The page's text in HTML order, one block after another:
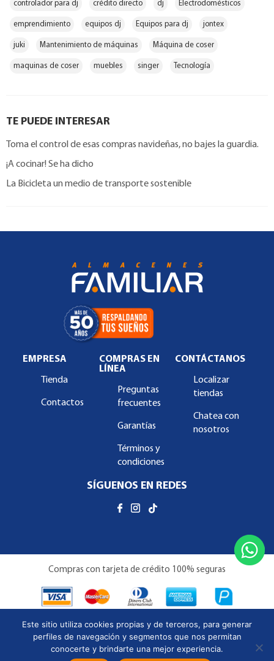
controlador para dj crédito directo dj Electrodomésticos
emprendimiento equipos dj Equipos para dj jontex
juki Mantenimiento de máquinas Máquina de coser
maquinas de coser muebles singer Tecnología
TE PUEDE INTERESAR
Toma el control de esas compras navideñas, no bajes la guardia.
¡A cocinar! Se ha dicho
La Bicicleta un medio de transporte sostenible
EMPRESA
Tienda
Contactos
COMPRAS EN
LÍNEA
Preguntas
frecuentes
Garantías
Términos y
condiciones
CONTÁCTANOS
Localizar
tiendas
Chatea con
nosotros
SÍGUENOS EN REDES
Compras con tarjeta de crédito 100% seguras
Copyright © Almacenes Familiar 2026 | Todos los derechos
Este sitio utiliza cookies propias y de terceros, para generar
perfiles de navegación y segmentos que nos permitan
conocerte y brindarte una mejor experiencia.